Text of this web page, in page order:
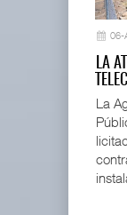
06-
LA
La